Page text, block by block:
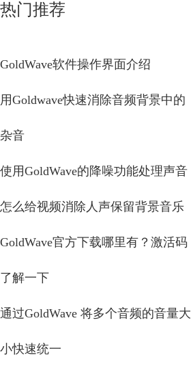
热门推荐
GoldWave软件操作界面介绍
用Goldwave快速消除音频背景中的
杂音
使用GoldWave的降噪功能处理声音
怎么给视频消除人声保留背景音乐
GoldWave官方下载哪里有？激活码
了解一下
通过GoldWave 将多个音频的音量大
小快速统一